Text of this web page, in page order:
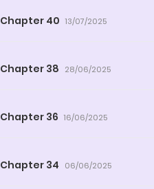
Chapter 40 13/07/2025
Chapter 38 28/06/2025
Chapter 36 16/06/2025
Chapter 34 06/06/2025